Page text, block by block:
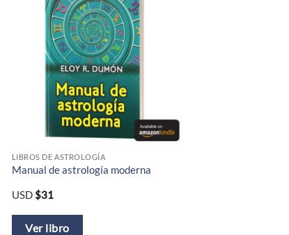
LIBROS DE ASTROLOGÍA
Manual de astrología moderna
USD $31
Ver libro